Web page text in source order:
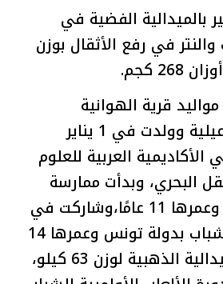
الفضية في
في رفع الأثقال بوزن
قرية الهوانية
بمحافظة الإسماعيلية وولدت في 1 يناير
الأكاديمية العربية للعلوم
البحري، وبدأت ممارسة
لعبة رفع الأثقال وعمرها 11 عامًا،وشاركت في
بطولة أفريقيا للشباب بدولة تونس وعمرها 14
عامًا، وحققت الميدالية الذهبية لوزن 63 كيلو،